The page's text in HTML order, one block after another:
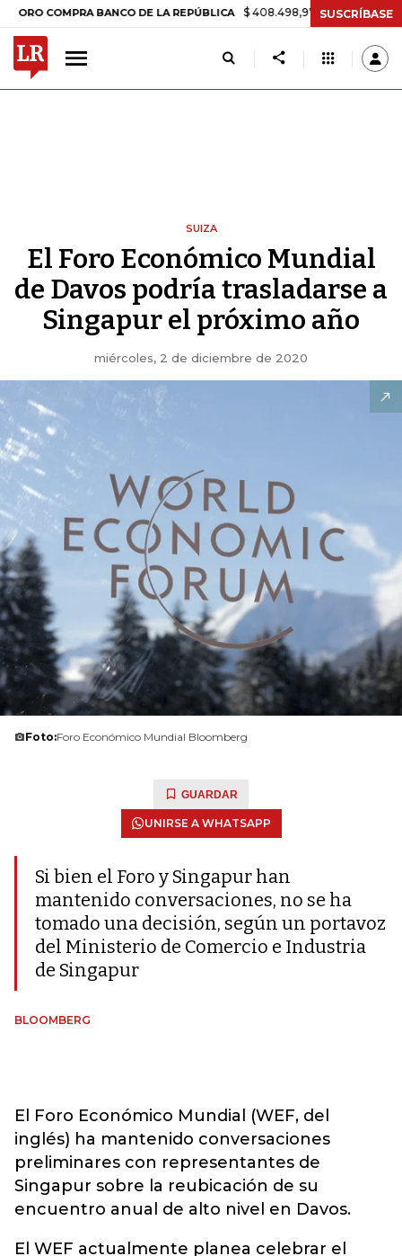
COMPRA BANCO DE LA REPÚBLICA $ 408.498,97 +$ 8.753,81 +2,19%
SUSCRÍBASE
SUIZA
El Foro Económico Mundial
de Davos podría trasladarse a
Singapur el próximo año
miércoles, 2 de diciembre de 2020
Foto:Foro Económico Mundial Bloomberg
GUARDAR
UNIRSE A WHATSAPP
Si bien el Foro y Singapur han
mantenido conversaciones, no se ha
tomado una decisión, según un portavoz
del Ministerio de Comercio e Industria
de Singapur
BLOOMBERG
El Foro Económico Mundial (WEF, del
inglés) ha mantenido conversaciones
preliminares con representantes de
Singapur sobre la reubicación de su
encuentro anual de alto nivel en Davos.
El WEF actualmente planea celebrar el